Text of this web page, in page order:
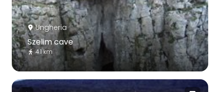
Ungheria
Szelim cave
4.1 km